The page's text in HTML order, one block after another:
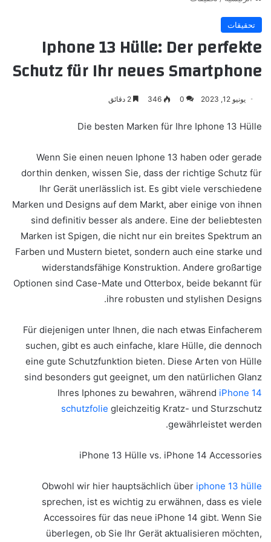
تحقيقات
Iphone 13 Hülle: Der perfekte
Schutz für Ihr neues Smartphone
يونيو 12, 2023 0
346
Die besten Marken für Ihre Iphone 13 Hülle
Wenn Sie einen neuen Iphone 13 haben oder gerade
dorthin denken, wissen Sie, dass der richtige Schutz für
Ihr Gerät unerlässlich ist. Es gibt viele verschiedene
Marken und Designs auf dem Markt, aber einige von ihnen
sind definitiv besser als andere. Eine der beliebtesten
Marken ist Spigen, die nicht nur ein breites Spektrum an
Farben und Mustern bietet, sondern auch eine starke und
widerstandsfähige Konstruktion. Andere großartige
Optionen sind Case-Mate und Otterbox, beide bekannt für
ihre robusten und stylishen Designs.
Für diejenigen unter Ihnen, die nach etwas Einfacherem
suchen, gibt es auch einfache, klare Hülle, die dennoch
eine gute Schutzfunktion bieten. Diese Arten von Hülle
sind besonders gut geeignet, um den natürlichen Glanz
Ihres Iphones zu bewahren, während iPhone 14
schutzfolie gleichzeitig Kratz- und Sturzschutz
gewährleistet werden.
iPhone 13 Hülle vs. iPhone 14 Accessories
Obwohl wir hier hauptsächlich über iphone 13 hülle
sprechen, ist es wichtig zu erwähnen, dass es viele
Accessoires für das neue iPhone 14 gibt. Wenn Sie
überlegen, ob Sie Ihr Gerät aktualisieren möchten,